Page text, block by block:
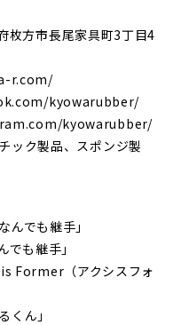
枚方市長尾家具町3丁目4
r.com/
kyowarubber/
kyowarubber/
ック製品、スポンジ製
んでも継手」
も継手」
Former（アクシスフォ
くん」